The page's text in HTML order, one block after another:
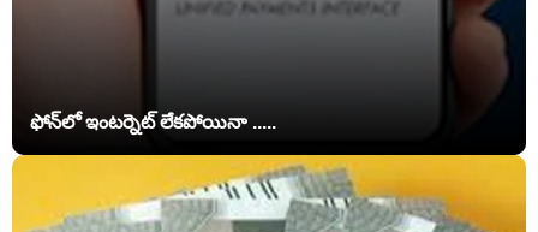
ఫోన్‌లో ఇంటర్నెట్ లేకపోయినా .....